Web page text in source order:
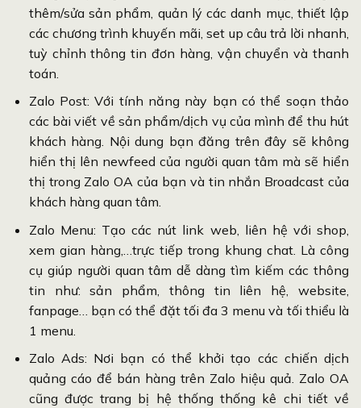
thêm/sửa sản phẩm, quản lý các danh mục, thiết lập
các chương trình khuyến mãi, set up câu trả lời nhanh,
tuỳ chỉnh thông tin đơn hàng, vận chuyển và thanh
toán.
Zalo Post: Với tính năng này bạn có thể soạn thảo
các bài viết về sản phẩm/dịch vụ của mình để thu hút
khách hàng. Nội dung bạn đăng trên đây sẽ không
hiển thị lên newfeed của người quan tâm mà sẽ hiển
thị trong Zalo OA của bạn và tin nhắn Broadcast của
khách hàng quan tâm.
Zalo Menu: Tạo các nút link web, liên hệ với shop,
xem gian hàng,…trực tiếp trong khung chat. Là công
cụ giúp người quan tâm dễ dàng tìm kiếm các thông
tin như: sản phẩm, thông tin liên hệ, website,
fanpage… bạn có thể đặt tối đa 3 menu và tối thiểu là
1 menu.
Zalo Ads: Nơi bạn có thể khởi tạo các chiến dịch
quảng cáo để bán hàng trên Zalo hiệu quả. Zalo OA
cũng được trang bị hệ thống thống kê chi tiết về